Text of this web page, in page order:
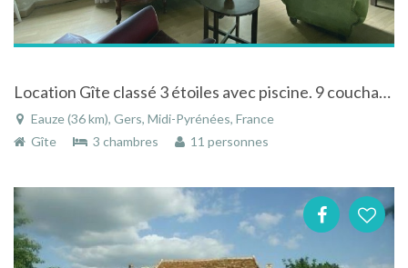
Location Gîte classé 3 étoiles avec piscine. 9 couchages.
Eauze (36 km), Gers, Midi-Pyrénées, France
Gîte
3 chambres 11 personnes